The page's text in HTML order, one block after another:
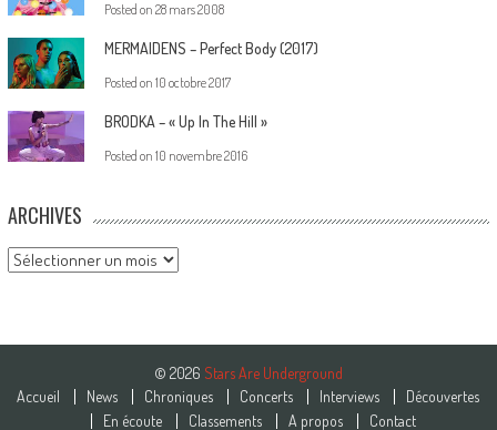
Posted on 28 mars 2008
MERMAIDENS – Perfect Body (2017)
Posted on 10 octobre 2017
BRODKA – « Up In The Hill »
Posted on 10 novembre 2016
ARCHIVES
Archives
© 2026 Stars Are Underground
Accueil
News Chroniques Concerts Interviews
Découvertes
En écoute
Classements A propos Contact